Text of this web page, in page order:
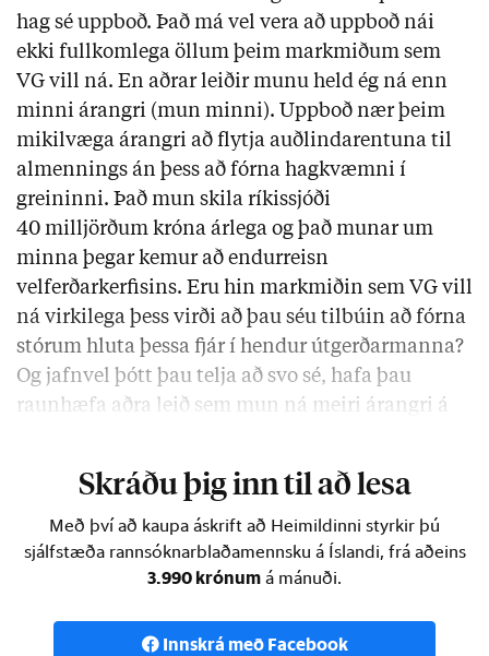
hag sé uppboð. Það má vel vera að uppboð nái
ekki fullkomlega öllum þeim markmiðum sem
VG vill ná. En aðrar leiðir munu held ég ná enn
minni árangri (mun minni). Uppboð nær þeim
mikilvæga árangri að flytja auðlindarentuna til
almennings án þess að fórna hagkvæmni í
greininni. Það mun skila ríkissjóði
40 milljörðum króna árlega og það munar um
minna þegar kemur að endurreisn
velferðarkerfisins. Eru hin markmiðin sem VG vill
ná virkilega þess virði að þau séu tilbúin að fórna
stórum hluta þessa fjár í hendur útgerðarmanna?
Og jafnvel þótt þau telja að svo sé, hafa þau
raunhæfa aðra leið sem mun ná meiri árangri á
Skráðu þig inn til að lesa
Með því að kaupa áskrift að Heimildinni styrkir þú
sjálfstæða rannsóknarblaðamennsku á Íslandi, frá aðeins
3.990 krónum á mánuði.
Innskrá með Facebook